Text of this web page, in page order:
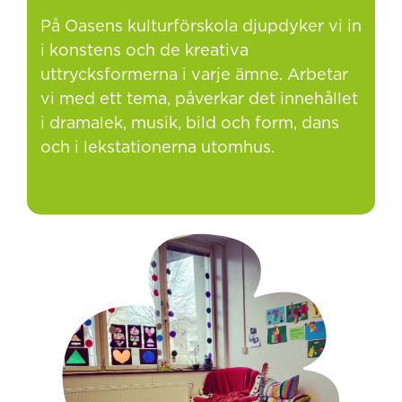
På Oasens kulturförskola djupdyker vi in
i konstens och de kreativa
uttrycksformerna i varje ämne. Arbetar
vi med ett tema, påverkar det innehållet
i dramalek, musik, bild och form, dans
och i lekstationerna utomhus.